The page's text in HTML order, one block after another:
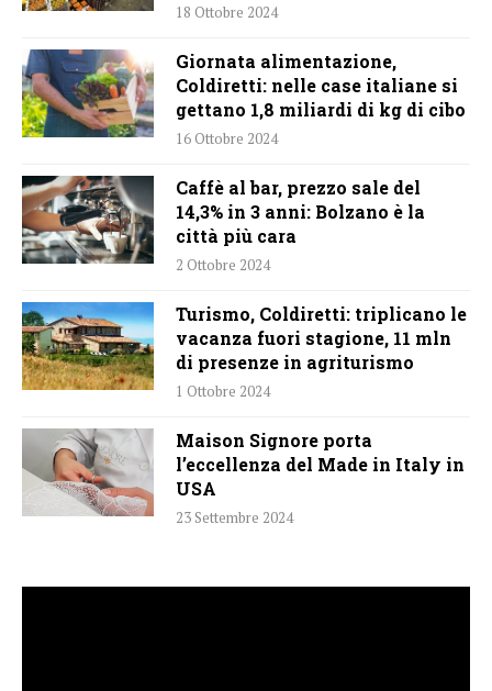
18 Ottobre 2024
Giornata alimentazione,
Coldiretti: nelle case italiane si
gettano 1,8 miliardi di kg di cibo
16 Ottobre 2024
Caffè al bar, prezzo sale del
14,3% in 3 anni: Bolzano è la
città più cara
2 Ottobre 2024
Turismo, Coldiretti: triplicano le
vacanza fuori stagione, 11 mln
di presenze in agriturismo
1 Ottobre 2024
Maison Signore porta
l’eccellenza del Made in Italy in
USA
23 Settembre 2024